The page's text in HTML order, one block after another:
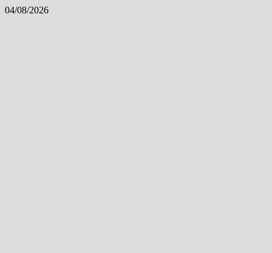
Skip
04/08/2026